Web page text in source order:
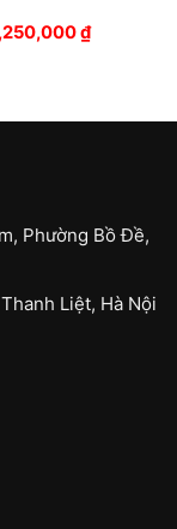
₫
Phường Bồ Đề,
Liệt, Hà Nội